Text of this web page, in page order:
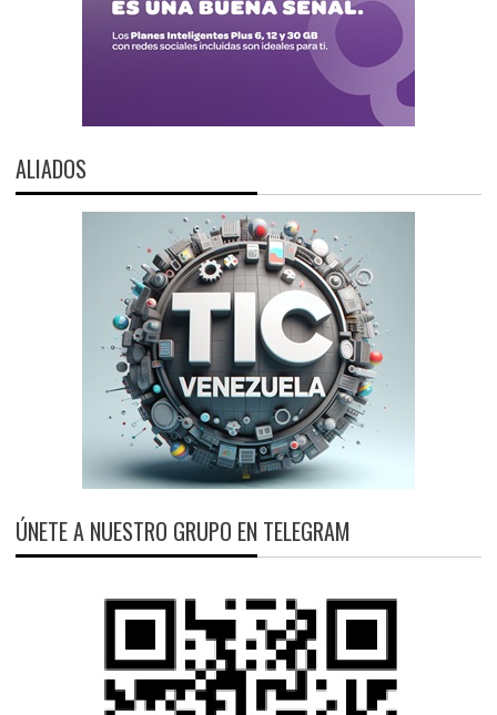
ALIADOS
ÚNETE A NUESTRO GRUPO EN TELEGRAM